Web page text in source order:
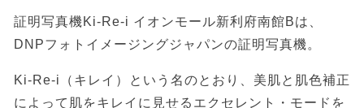
証明写真機Ki-Re-i イオンモール新利府南館Bは、
DNPフォトイメージングジャパンの証明写真機。
Ki-Re-i（キレイ）という名のとおり、美肌と肌色補正
によって肌をキレイに見せるエクセレント・モードを